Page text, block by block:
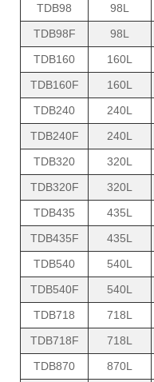
TDB98 98L
TDB98F
98L
TDB160
160L
TDB160F
160L
TDB240
240L
TDB240F
240L
TDB320
320L
TDB320F
320L
TDB435
435L
TDB435F
435L
TDB540
540L
TDB540F
540L
TDB718
718L
TDB718F
718L
TDB870
870L